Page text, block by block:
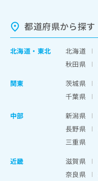
都道府県から探す
北海道 ・ 東北 北海道
秋田県
関東
茨城県
千葉県
中部
新潟県
長野県
三重県
近畿
滋賀県
奈良県